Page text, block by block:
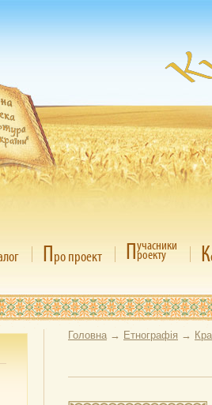
Про проект Пучасники
роекту К
Головна → Етнографія →